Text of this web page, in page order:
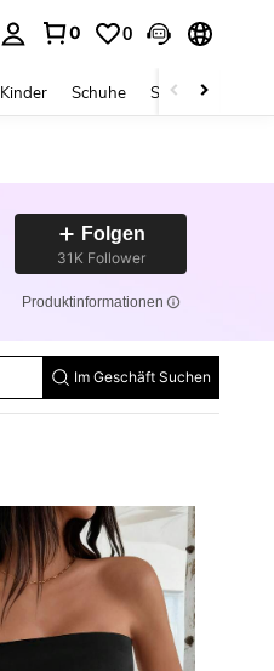
0 0
Kinder Schuhe Schmuck &
Folgen
31K Follower
Produktinformationen
Im Geschäft Suchen